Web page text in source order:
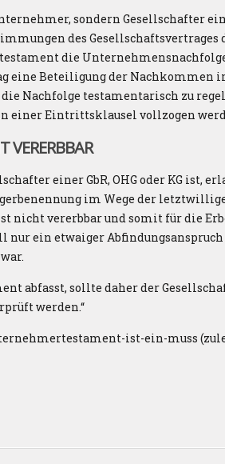
sondern Gesellschafter
des Gesellschaftsvertrages
die
eine Beteiligung der Nachkommen
Nachfolge testamentarisch zu
einer Eintrittsklausel vollzogen
VERERBBAR
einer GbR, OHG oder KG ist,
im Wege der
nicht vererbbar und somit für die
nur ein etwaiger
abfasst, sollte daher der
werden.“
ist-ein-muss